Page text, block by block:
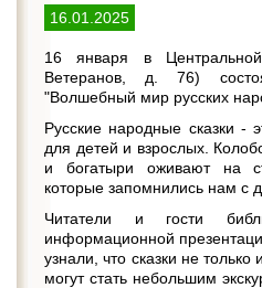
16.01.2025
16 января в
Ветеранов, д. 76)
"Волшебный мир русских
Русские народные сказки -
для детей и взрослых.
и богатыри оживают на
которые запомнились нам с
Читатели и гости
информационной
узнали, что сказки не
могут стать небольшим